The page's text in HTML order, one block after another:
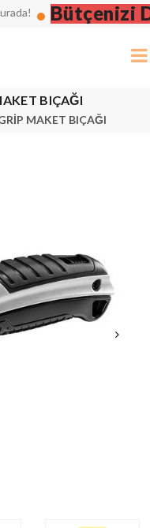
Bütçenizi
BIÇAĞI
MAKET BIÇAĞI